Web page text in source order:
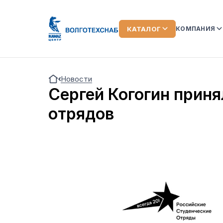
КАТАЛОГ КОМПАНИЯ
ЛИЗИНГ
Новости
Сергей Когогин
отрядов